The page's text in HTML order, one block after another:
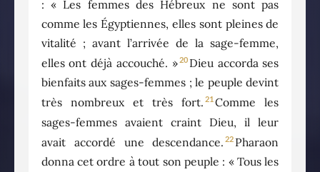
: « Les femmes des Hébreux ne sont pas
comme les Égyptiennes, elles sont pleines de
vitalité ; avant l’arrivée de la sage-femme,
elles ont déjà accouché. »20 Dieu accorda ses
bienfaits aux sages-femmes ; le peuple devint
très nombreux et très fort. 21 Comme les
sages-femmes avaient craint Dieu, il leur
avait accordé une descendance. 22 Pharaon
donna cet ordre à tout son peuple : « Tous les